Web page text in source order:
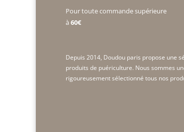
Pour toute commande supérieure
à 60€
Depuis 2014, Doudou paris propose une
produits de puériculture. Nous sommes
rigoureusement sélectionné tous nos